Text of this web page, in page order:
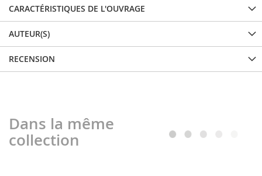
CARACTÉRISTIQUES DE L'OUVRAGE
AUTEUR(S)
RECENSION
Dans la même
collection